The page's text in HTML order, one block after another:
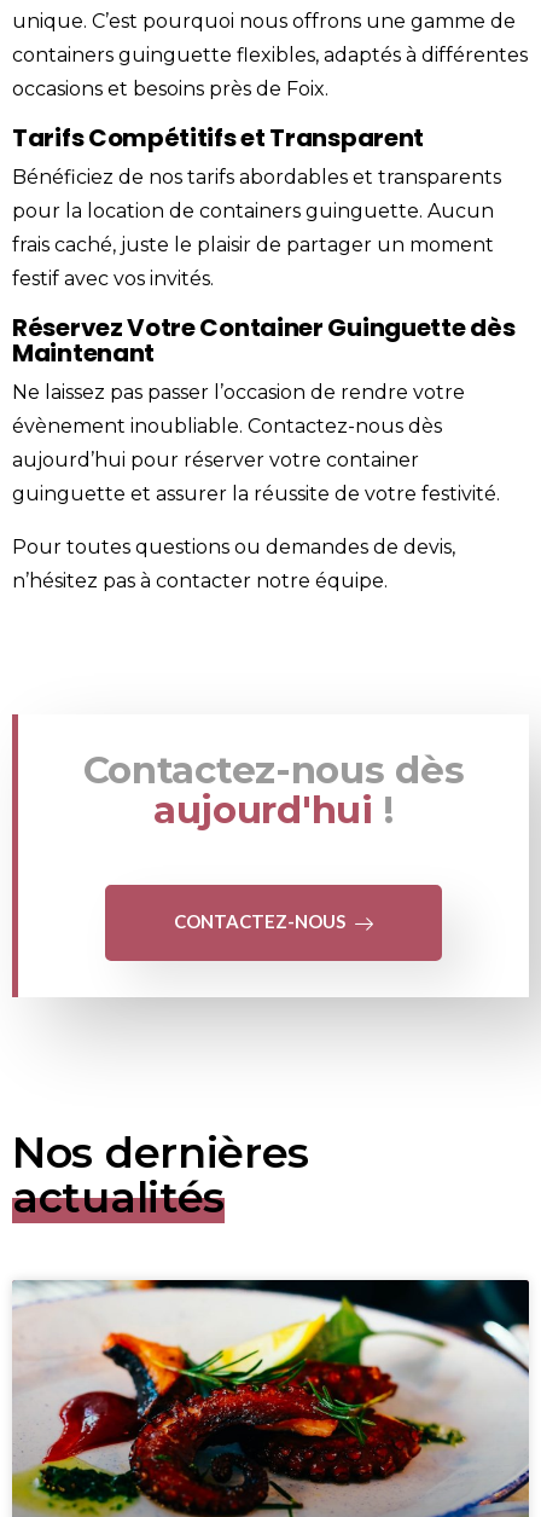
unique. C’est pourquoi nous offrons une gamme de
containers guinguette flexibles, adaptés à différentes
occasions et besoins près de Foix.
Tarifs Compétitifs et Transparent
Bénéficiez de nos tarifs abordables et transparents
pour la location de containers guinguette. Aucun
frais caché, juste le plaisir de partager un moment
festif avec vos invités.
Réservez Votre Container Guinguette dès
Maintenant
Ne laissez pas passer l’occasion de rendre votre
évènement inoubliable. Contactez-nous dès
aujourd’hui pour réserver votre container
guinguette et assurer la réussite de votre festivité.
Pour toutes questions ou demandes de devis,
n’hésitez pas à contacter notre équipe.
Contactez-nous dès
aujourd'hui !
CONTACTEZ-NOUS
Nos dernières
actualités